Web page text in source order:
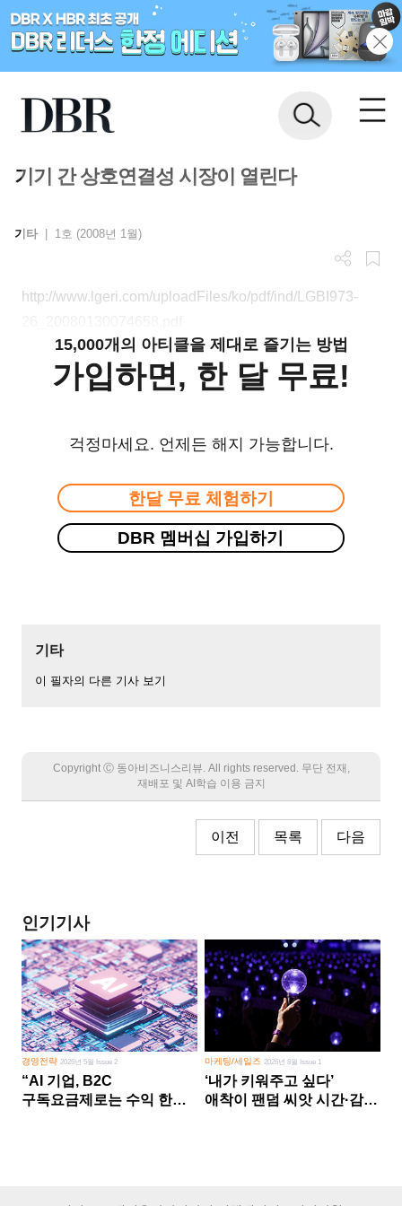
기기 간 상호연결성 시장이 열린다
기타 1호 (2008년 1월)
http://www.lgeri.com/uploadFiles/ko/pdf/ind/LGBI973-
15,000개의 아티클을 제대로 즐기는 방법
가입하면, 한 달 무료!
걱정마세요. 언제든 해지 가능합니다.
한달 무료 체험하기
DBR 멤버십 가입하기
기타
이 필자의 다른 기사 보기
Copyright Ⓒ 동아비즈니스리뷰. All rights reserved. 무단 전재,
재배포 및 AI학습 이용 금지
이전 목록 다음
인기기사
경영전략 2026년 5월 Issue 2
“AI 기업, B2C
구독요금제로는 수익 한계
마케팅/세일즈 2026년 8월 Issue 1
‘내가 키워주고 싶다’
애착이 팬덤 씨앗 시간·감정